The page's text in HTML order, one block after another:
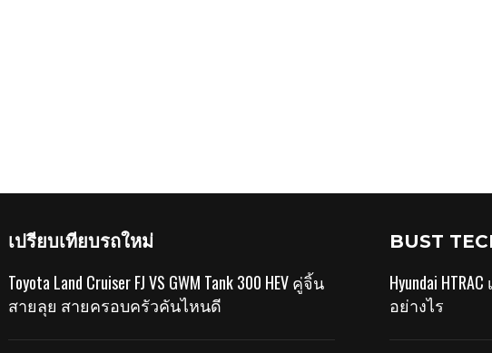
เปรียบเทียบรถใหม่
Toyota Land Cruiser FJ VS GWM Tank 300 HEV คู่จิ้น
สายลุย สายครอบครัวคันไหนดี
BUST
Hyundai
อย่างไร